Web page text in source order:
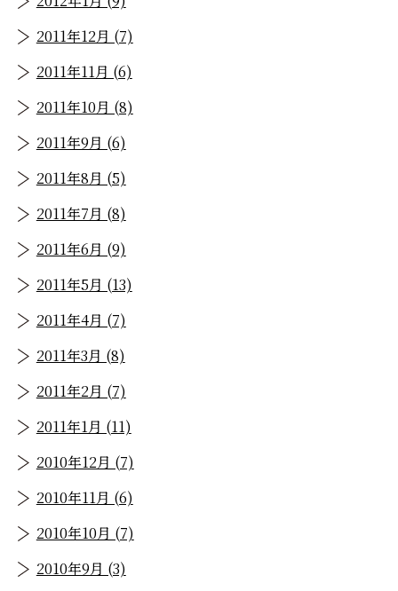
2011年12月 (7)
2011年11月 (6)
2011年10月 (8)
2011年9月 (6)
2011年8月 (5)
2011年7月 (8)
2011年6月 (9)
2011年5月 (13)
2011年4月 (7)
2011年3月 (8)
2011年2月 (7)
2011年1月 (11)
2010年12月 (7)
2010年11月 (6)
2010年10月 (7)
2010年9月 (3)